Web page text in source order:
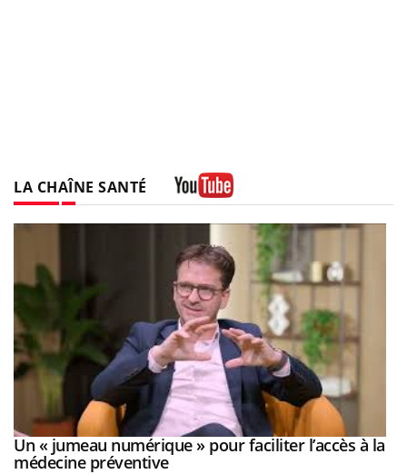
LA CHAÎNE SANTÉ
Youtube
Un « jumeau numérique » pour faciliter l’accès à la
médecine préventiveYoutube